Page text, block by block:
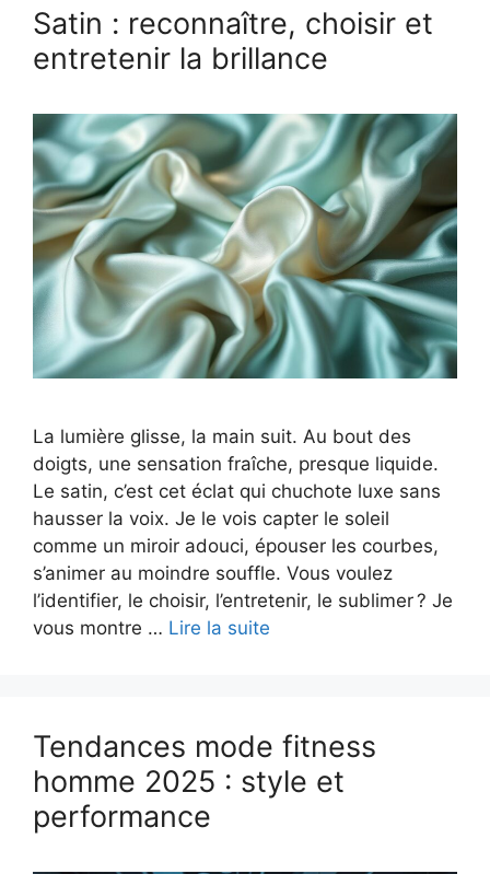
Satin : reconnaître, choisir et
entretenir la brillance
La lumière glisse, la main suit. Au bout des
doigts, une sensation fraîche, presque liquide.
Le satin, c’est cet éclat qui chuchote luxe sans
hausser la voix. Je le vois capter le soleil
comme un miroir adouci, épouser les courbes,
s’animer au moindre souffle. Vous voulez
l’identifier, le choisir, l’entretenir, le sublimer ? Je
vous montre … Lire la suite
Tendances mode fitness
homme 2025 : style et
performance